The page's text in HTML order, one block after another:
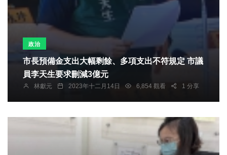
政治
市長預備金支出大幅剩餘、多項支出不符規定 市議
員李天生要求刪減3億元
林獻元 2023年十二月14日 6,854 觀看 1 分享